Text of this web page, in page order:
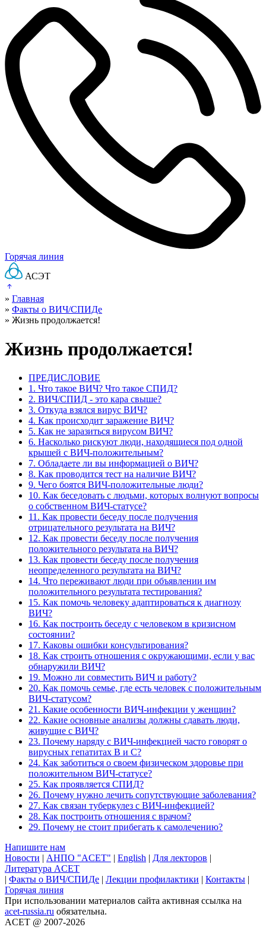
Горячая линия
АСЭТ
» Главная
» Факты о ВИЧ/СПИДе
» Жизнь продолжается!
Жизнь продолжается!
ПРЕДИСЛОВИЕ
1. Что такое ВИЧ? Что такое СПИД?
2. ВИЧ/СПИД - это кара свыше?
3. Откуда взялся вирус ВИЧ?
4. Как происходит заражение ВИЧ?
5. Как не заразиться вирусом ВИЧ?
6. Насколько рискуют люди, находящиеся под одной
крышей с ВИЧ-положительным?
7. Обладаете ли вы информацией о ВИЧ?
8. Как проводится тест на наличие ВИЧ?
9. Чего боятся ВИЧ-положительные люди?
10. Как беседовать с людьми, которых волнуют вопросы
о собственном ВИЧ-статусе?
11. Как провести беседу после получения
отрицательного результата на ВИЧ?
12. Как провести беседу после получения
положительного результата на ВИЧ?
13. Как провести беседу после получения
неопределенного результата на ВИЧ?
14. Что переживают люди при объявлении им
положительного результата тестирования?
15. Как помочь человеку адаптироваться к диагнозу
ВИЧ?
16. Как построить беседу с человеком в кризисном
состоянии?
17. Каковы ошибки консультирования?
18. Как строить отношения с окружающими, если у вас
обнаружили ВИЧ?
19. Можно ли совместить ВИЧ и работу?
20. Как помочь семье, где есть человек с положительным
ВИЧ-статусом?
21. Какие особенности ВИЧ-инфекции у женщин?
22. Какие основные анализы должны сдавать люди,
живущие с ВИЧ?
23. Почему наряду с ВИЧ-инфекцией часто говорят о
вирусных гепатитах В и С?
24. Как заботиться о своем физическом здоровье при
положительном ВИЧ-статусе?
25. Как проявляется СПИД?
26. Почему нужно лечить сопутствующие заболевания?
27. Как связан туберкулез с ВИЧ-инфекцией?
28. Как построить отношения с врачом?
29. Почему не стоит прибегать к самолечению?
Напишите нам
Новости
АНПО "ACET" English Для лекторов
Литература ACET
Факты о ВИЧ/СПИДе Лекции профилактики Контакты
Горячая линия
При использовании материалов сайта активная ссылка на
acet-russia.ru обязательна.
ACET @ 2007-2026